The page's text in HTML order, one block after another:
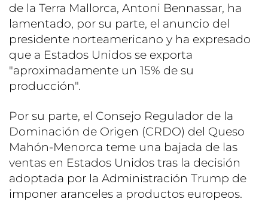
de la Terra Mallorca, Antoni Bennassar, ha
lamentado, por su parte, el anuncio del
presidente norteamericano y ha expresado
que a Estados Unidos se exporta
"aproximadamente un 15% de su
producción".
Por su parte, el Consejo Regulador de la
Dominación de Origen (CRDO) del Queso
Mahón-Menorca teme una bajada de las
ventas en Estados Unidos tras la decisión
adoptada por la Administración Trump de
imponer aranceles a productos europeos.